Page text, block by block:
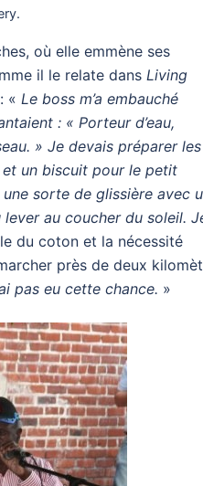
où elle emmène ses
il le relate dans Living
« Le boss m’a embauché
: « Porteur d’eau,
» Je devais préparer les
un biscuit pour le petit
une sorte de glissière avec
lever au coucher du soleil.
du coton et la nécessité
près de deux
pas eu cette chance. »